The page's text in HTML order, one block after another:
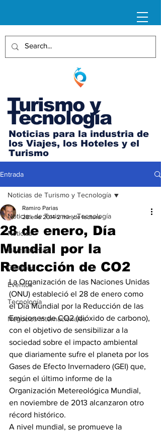
Turismo y
Tecnología
Noticias para la industria de
los Viajes, los Hoteles y el
Turismo
Entrada
Noticias de Turismo y Tecnología
Noticias
Herramientas
Destinos
Eventos
Tecnología
Negocios Internacionales
Noticias de Turismo y Tecnología
28 de enero, Día
Mundial por la
Reducción de CO2
Ramiro Parias
28 ene 2014 2 min de lectura
La Organización de las Naciones Unidas
(ONU) estableció el 28 de enero como
el Día Mundial por la Reducción de las
Emisiones de CO2 (dióxido de carbono),
con el objetivo de sensibilizar a la
sociedad sobre el impacto ambiental
que diariamente sufre el planeta por los
Gases de Efecto Invernadero (GEI) que,
según el último informe de la
Organización Metereológica Mundial,
en noviembre de 2013 alcanzaron otro
récord histórico.
A nivel mundial, se promueve la